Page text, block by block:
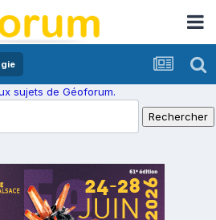
sujets de Géoforum.